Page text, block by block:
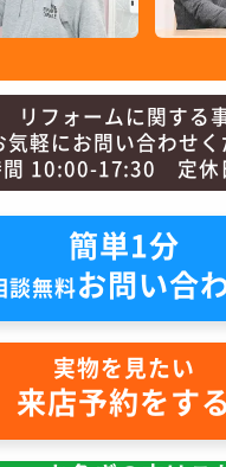
リフォームに関する
気軽にお問い合わせ
間 10:00-17:30 定休
簡単1分
談無料お問い合
実物を見たい
来店予約をする